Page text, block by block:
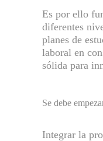
Es por ello
diferentes
planes de
laboral en
sólida para
Se debe
Integrar la